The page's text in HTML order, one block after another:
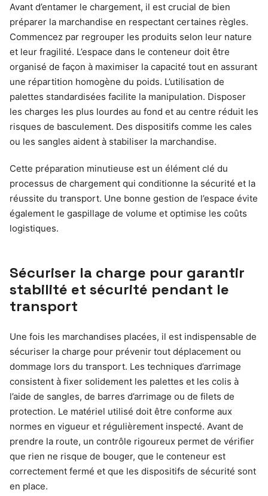
Avant d’entamer le chargement, il est crucial de bien
préparer la marchandise en respectant certaines règles.
Commencez par regrouper les produits selon leur nature
et leur fragilité. L’espace dans le conteneur doit être
organisé de façon à maximiser la capacité tout en assurant
une répartition homogène du poids. L’utilisation de
palettes standardisées facilite la manipulation. Disposer
les charges les plus lourdes au fond et au centre réduit les
risques de basculement. Des dispositifs comme les cales
ou les sangles aident à stabiliser la marchandise.
Cette préparation minutieuse est un élément clé du
processus de chargement qui conditionne la sécurité et la
réussite du transport. Une bonne gestion de l’espace évite
également le gaspillage de volume et optimise les coûts
logistiques.
Sécuriser la charge pour garantir
stabilité et sécurité pendant le
transport
Une fois les marchandises placées, il est indispensable de
sécuriser la charge pour prévenir tout déplacement ou
dommage lors du transport. Les techniques d’arrimage
consistent à fixer solidement les palettes et les colis à
l’aide de sangles, de barres d’arrimage ou de filets de
protection. Le matériel utilisé doit être conforme aux
normes en vigueur et régulièrement inspecté. Avant de
prendre la route, un contrôle rigoureux permet de vérifier
que rien ne risque de bouger, que le conteneur est
correctement fermé et que les dispositifs de sécurité sont
en place.